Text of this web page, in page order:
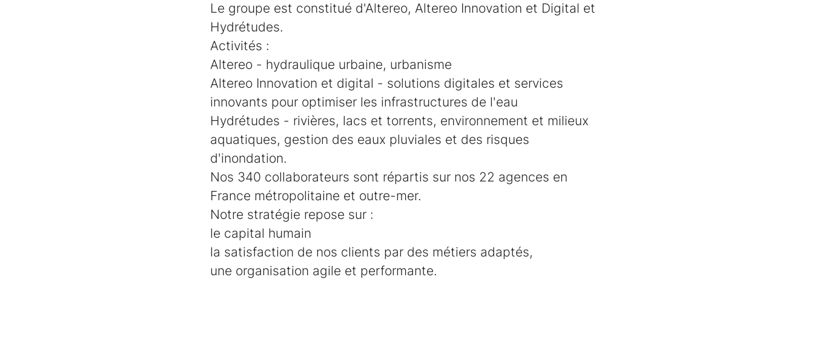
Le groupe est constitué d'Altereo, Altereo Innovation et Digital et
Hydrétudes.
Activités :
Altereo - hydraulique urbaine, urbanisme
Altereo Innovation et digital - solutions digitales et services
innovants pour optimiser les infrastructures de l'eau
Hydrétudes - rivières, lacs et torrents, environnement et milieux
aquatiques, gestion des eaux pluviales et des risques
d'inondation.
Nos 340 collaborateurs sont répartis sur nos 22 agences en
France métropolitaine et outre-mer.
Notre stratégie repose sur :
le capital humain
la satisfaction de nos clients par des métiers adaptés,
une organisation agile et performante.